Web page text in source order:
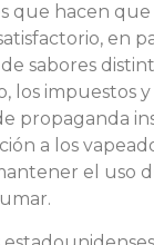
que hacen que
en
sabores
los impuestos y
propaganda
a los
el uso